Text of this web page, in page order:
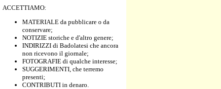
ACCETTIAMO:
MATERIALE da pubblicare o da
conservare;
NOTIZIE storiche e d'altro genere;
INDIRIZZI di Badolatesi che ancora
non ricevono il giornale;
FOTOGRAFIE di qualche interesse;
SUGGERIMENTI, che terremo
presenti;
CONTRIBUTI in denaro.